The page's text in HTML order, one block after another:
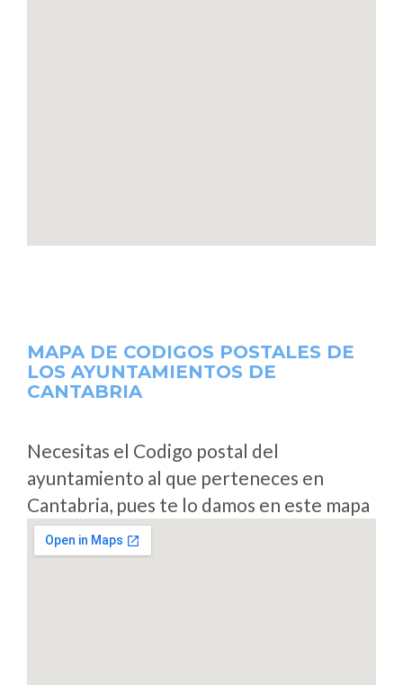
MAPA DE CODIGOS POSTALES DE
LOS AYUNTAMIENTOS DE
CANTABRIA
Necesitas el Codigo postal del
ayuntamiento al que perteneces en
Cantabria, pues te lo damos en este mapa